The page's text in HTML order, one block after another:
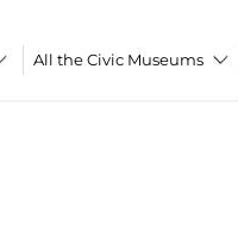
All the Civic Museums